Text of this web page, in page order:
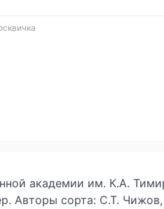
академии им. К.А.
Авторы сорта: С.Т.